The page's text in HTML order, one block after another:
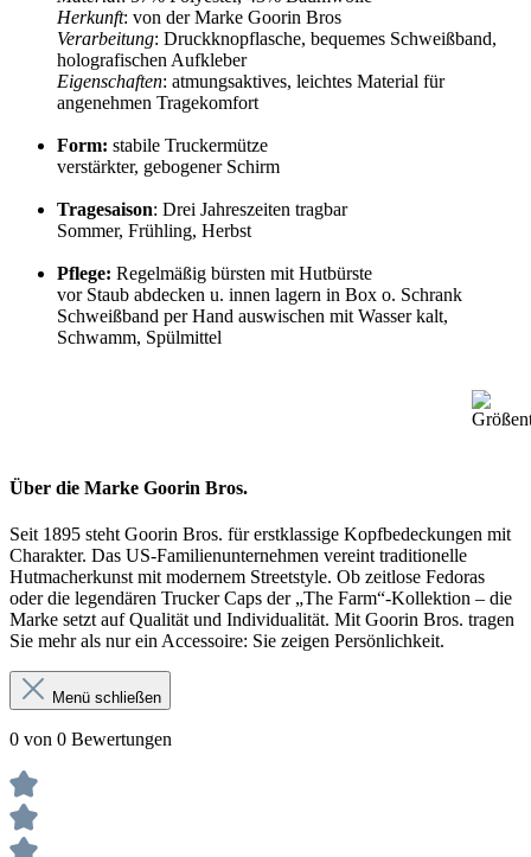
Herkunft: von der Marke Goorin Bros
Verarbeitung: Druckknopflasche, bequemes Schweißband,
holografischen Aufkleber
Eigenschaften: atmungsaktives, leichtes Material für
angenehmen Tragekomfort
Form: stabile Truckermütze
verstärkter, gebogener Schirm
Tragesaison: Drei Jahreszeiten tragbar
Sommer, Frühling, Herbst
Pflege: Regelmäßig bürsten mit Hutbürste
vor Staub abdecken u. innen lagern in Box o. Schrank
Schweißband per Hand auswischen mit Wasser kalt,
Schwamm, Spülmittel
Über die Marke Goorin Bros.
Seit 1895 steht Goorin Bros. für erstklassige Kopfbedeckungen mit
Charakter. Das US-Familienunternehmen vereint traditionelle
Hutmacherkunst mit modernem Streetstyle. Ob zeitlose Fedoras
oder die legendären Trucker Caps der „The Farm“-Kollektion – die
Marke setzt auf Qualität und Individualität. Mit Goorin Bros. tragen
Sie mehr als nur ein Accessoire: Sie zeigen Persönlichkeit.
Menü schließen
0 von 0 Bewertungen